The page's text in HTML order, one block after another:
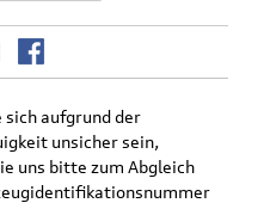
sich aufgrund der
unsicher sein,
uns bitte zum Abgleich